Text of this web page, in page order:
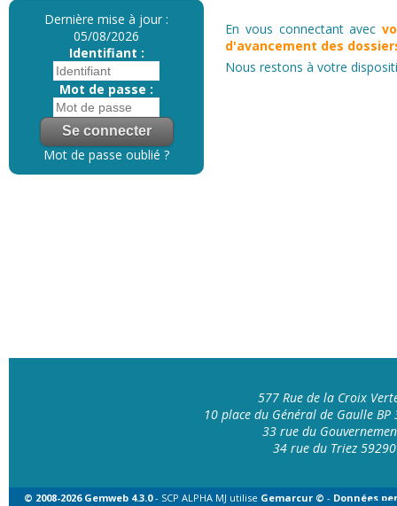
Dernière mise à jour :
05/08/2026
Identifiant :
Mot de passe :
Mot de passe oublié ?
En vous connectant avec
d'avancement des
Nous restons à votre
577 Rue de la Croix
10 place du Général de Gaulle BP
33 rue du
34 rue du Triez 59290
© 2008-2026 Gemweb 4.3.0- SCP ALPHA MJ utilise Gemarcur © - Données